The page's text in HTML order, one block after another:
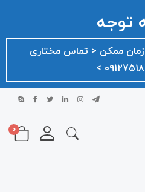
توجه
زمان ممکن ‌< تماس مختاری
>
0